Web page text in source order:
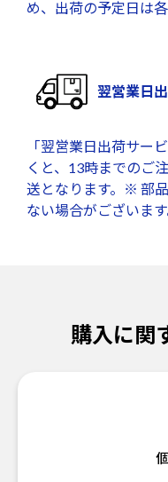
め、出荷の予定日は
翌営業日
「翌営業日出荷サー
くと、13時までのご
送となります。※ 部
ない場合がございます
購入に関